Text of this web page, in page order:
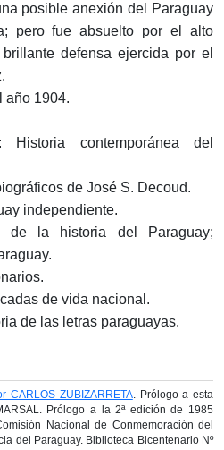
posible anexión del Paraguay
pero fue absuelto por el alto
defensa ejercida por el
año 1904.
Historia contemporánea del
de José S. Decoud.
independiente.
de la historia del Paraguay;
de vida nacional.
de las letras paraguayas.
CARLOS ZUBIZARRETA. Prólogo a esta
Prólogo a la 2ª edición de 1985
Nacional de Conmemoración del
del Paraguay. Biblioteca Bicentenario Nº